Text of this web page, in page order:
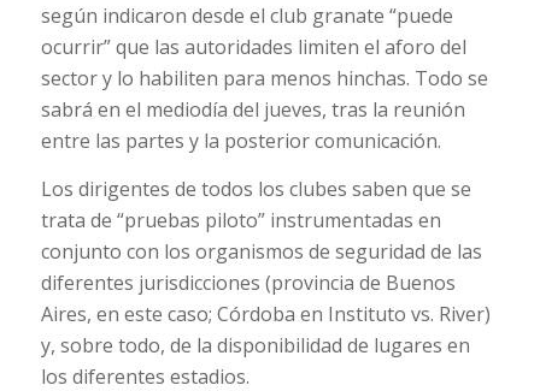
según indicaron desde el club granate “puede
ocurrir” que las autoridades limiten el aforo del
sector y lo habiliten para menos hinchas. Todo se
sabrá en el mediodía del jueves, tras la reunión
entre las partes y la posterior comunicación.
Los dirigentes de todos los clubes saben que se
trata de “pruebas piloto” instrumentadas en
conjunto con los organismos de seguridad de las
diferentes jurisdicciones (provincia de Buenos
Aires, en este caso; Córdoba en Instituto vs. River)
y, sobre todo, de la disponibilidad de lugares en
los diferentes estadios.